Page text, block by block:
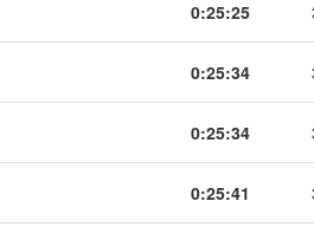
0:25:25
0:25:34
0:25:34
0:25:41